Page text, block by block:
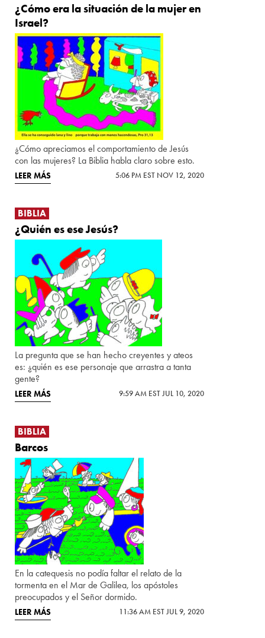
¿Cómo era la situación de la mujer en
Israel?
¿Cómo apreciamos el comportamiento de Jesús
con las mujeres? La Biblia habla claro sobre esto.
LEER MÁS 5:06 PM EST NOV 12, 2020
BIBLIA
¿Quién es ese Jesús?
La pregunta que se han hecho creyentes y ateos
es: ¿quién es ese personaje que arrastra a tanta
gente?
LEER MÁS 9:59 AM EST JUL 10, 2020
BIBLIA
Barcos
En la catequesis no podía faltar el relato de la
tormenta en el Mar de Galilea, los apóstoles
preocupados y el Señor dormido.
LEER MÁS 11:36 AM EST JUL 9, 2020